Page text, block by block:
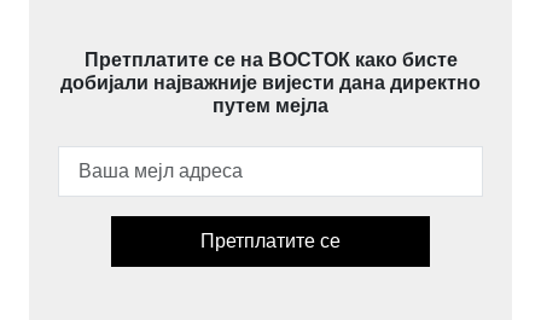
Претплатите се на ВОСТОК како бисте
добијали најважније вијести дана директно
путем мејла
Претплатите се